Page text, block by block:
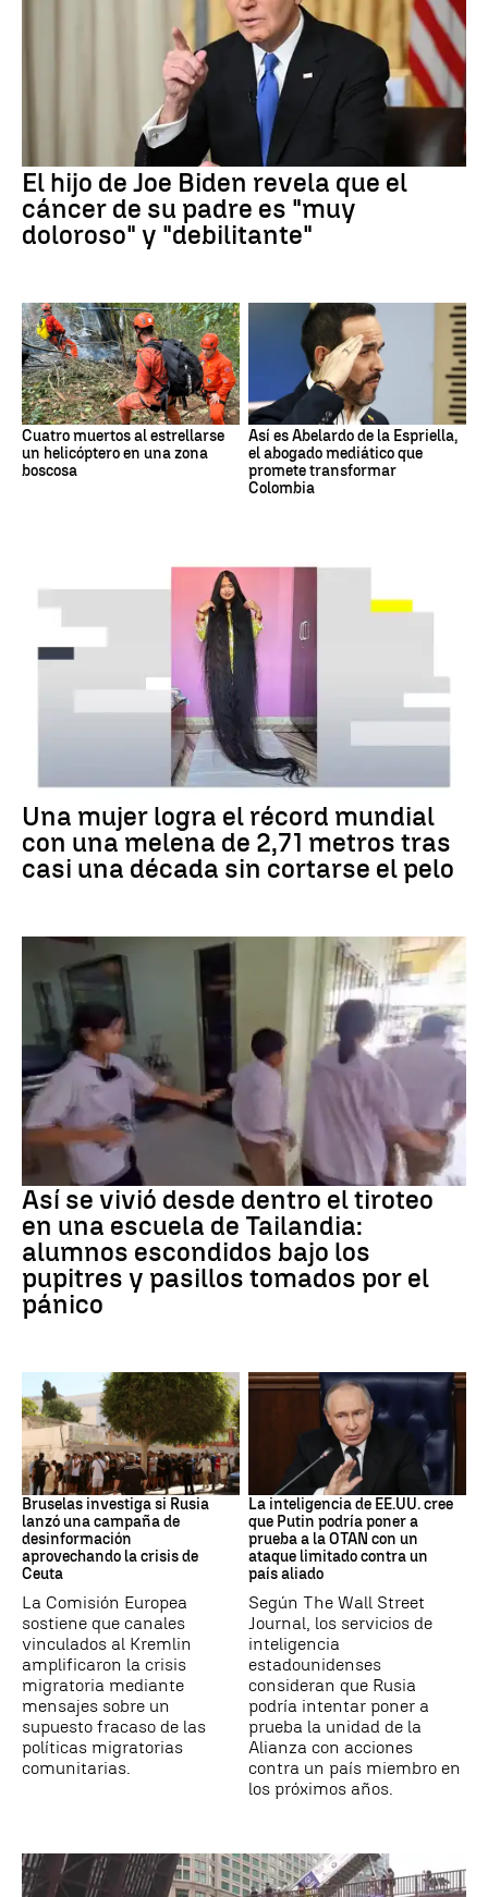
El hijo de Joe Biden revela que el
cáncer de su padre es "muy
doloroso" y "debilitante"
Cuatro muertos al estrellarse
un helicóptero en una zona
boscosa
Así es Abelardo de la Espriella,
el abogado mediático que
promete transformar
Colombia
RÉCORD GUINNESS
Una mujer logra el récord mundial
con una melena de 2,71 metros tras
casi una década sin cortarse el pelo
Así se vivió desde dentro el tiroteo
en una escuela de Tailandia:
alumnos escondidos bajo los
pupitres y pasillos tomados por el
pánico
Desinformación rusa
Bruselas investiga si Rusia
lanzó una campaña de
desinformación
aprovechando la crisis de
Ceuta
La Comisión Europea
sostiene que canales
vinculados al Kremlin
amplificaron la crisis
migratoria mediante
mensajes sobre un
supuesto fracaso de las
políticas migratorias
comunitarias.
OTAN
La inteligencia de EE.UU. cree
que Putin podría poner a
prueba a la OTAN con un
ataque limitado contra un
país aliado
Según The Wall Street
Journal, los servicios de
inteligencia
estadounidenses
consideran que Rusia
podría intentar poner a
prueba la unidad de la
Alianza con acciones
contra un país miembro en
los próximos años.